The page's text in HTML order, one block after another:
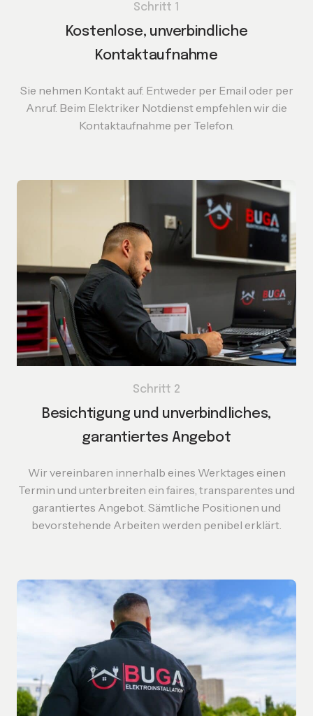
Schritt 1
Kostenlose, unverbindliche
Kontaktaufnahme
Sie nehmen Kontakt auf. Entweder per Email oder per
Anruf. Beim Elektriker Notdienst empfehlen wir die
Kontaktaufnahme per Telefon.
Schritt 2
Besichtigung und unverbindliches,
garantiertes Angebot
Wir vereinbaren innerhalb eines Werktages einen
Termin und unterbreiten ein faires, transparentes und
garantiertes Angebot. Sämtliche Positionen und
bevorstehende Arbeiten werden penibel erklärt.